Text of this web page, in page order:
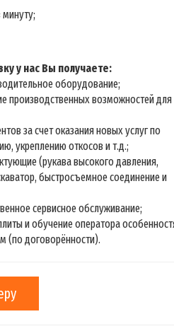
у нас Вы получаете:
оборудование;
производственных возможностей для
за счет оказания новых услуг по
укреплению откосов и т.д.;
(рукава высокого давления,
быстросъемное соединение и
сервисное обслуживание;
и обучение оператора
(по договорённости).